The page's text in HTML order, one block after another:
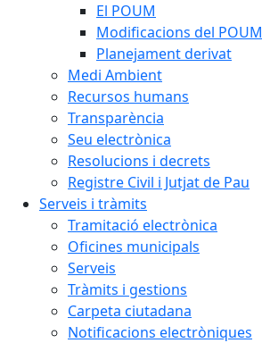
El POUM
Modificacions del POUM
Planejament derivat
Medi Ambient
Recursos humans
Transparència
Seu electrònica
Resolucions i decrets
Registre Civil i Jutjat de Pau
Serveis i tràmits
Tramitació electrònica
Oficines municipals
Serveis
Tràmits i gestions
Carpeta ciutadana
Notificacions electròniques